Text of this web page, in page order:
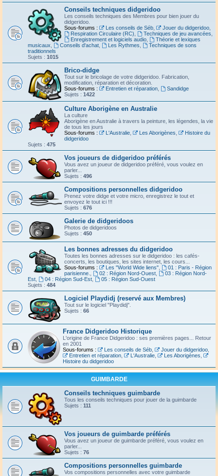
Conseils techniques didgeridoo
Les conseils techniques des Membres pour bien jouer du
didgeridoo.
Sous-forums :
Les conseils de Séb, Jouer du didgeridoo,
Respiration Circulaire (RC)
Techniques de jeu avancées
Enregistrement et logiciels audio,
Théorie et lexiques
musicaux
Conseils d'achat, Les Rythmes
Techniques de sons
traditionnels
Sujets : 1015
Brico-didge
Tout sur le bricolage de votre didgeridoo. Fabrication,
modification, réparation et décoration.
Sous-forums :
Entretien et réparation,
Sandidge
Sujets : 1422
Culture Aborigène en Australie
La culture
Aborigène en Australie à travers la peinture, les légendes, la vie
de tous les jours
Sous-forums :
L'Australie, Les Aborigènes
Histoire du
didgeridoo
Sujets : 475
Vos joueurs de didgeridoo préférés
Vous avez un joueur de didgeridoo préféré, vous voulez en
parler...
Sujets : 496
Compositions personnelles didgeridoo
Prenez votre didge et votre micro, enregistrez le tout et
envoyez le tout ici !!!
Sujets : 676
Galerie de didgeridoos
Photos de didgeridoos
Sujets : 450
Les bonnes adresses du didgeridoo
Toutes les bonnes adresses sur le didgeridoo : les cafés-
concerts, les boutiques, les sites internet, les cours...
Sous-forums :
Les "World Wide liens",
01 : Paris - Région
parisienne.
02 : Région Nord-Ouest,
03 : Région Nord-
Est
04 : Région Sud-Est,
05 : Région Sud-Ouest
Sujets : 484
Logiciel Playdidj (reservé aux Membres)
Tout sur le logiciel "Playdidj".
Sujets : 66
France Didgeridoo Historique
L'origine de France Didgeridoo : ses premières pages... Retour
en 2001
Sous-forums :
Les conseils de Séb, Jouer du didgeridoo,
Entretien et réparation, L'Australie, Les Aborigènes
Histoire du didgeridoo
GUIMBARDE
Conseils techniques guimbarde
Tous les conseils techniques pour jouer de la guimbarde
Sujets : 111
Vos joueurs de guimbarde préférés
Vous avez un joueur de guimbarde préféré, vous voulez en
parler...
Sujets : 76
Compositions personnelles guimbarde
Vos compositions personnelles avec votre guimbarde